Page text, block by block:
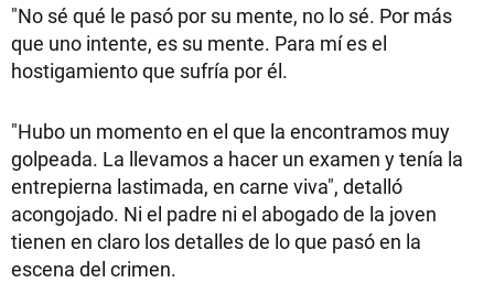
"No sé qué le pasó por su mente, no lo sé. Por más
que uno intente, es su mente. Para mí es el
hostigamiento que sufría por él.
"Hubo un momento en el que la encontramos muy
golpeada. La llevamos a hacer un examen y tenía la
entrepierna lastimada, en carne viva", detalló
acongojado. Ni el padre ni el abogado de la joven
tienen en claro los detalles de lo que pasó en la
escena del crimen.